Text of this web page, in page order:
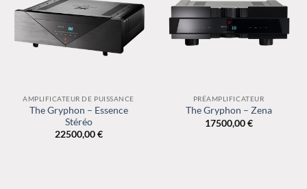
AMPLIFICATEUR DE PUISSANCE
The Gryphon – Essence
Stéréo
22500,00€
PRÉAMPLIFICATEUR
The Gryphon – Zena
17500,00€